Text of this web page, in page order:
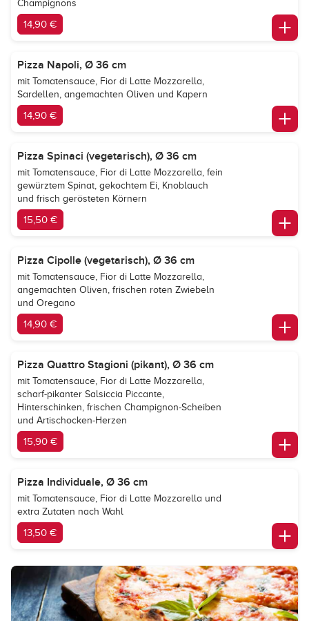
Champignons
14,90 €
Pizza Napoli, Ø 36 cm
mit Tomatensauce, Fior di Latte Mozzarella,
Sardellen, angemachten Oliven und Kapern
14,90 €
Pizza Spinaci (vegetarisch), Ø 36 cm
mit Tomatensauce, Fior di Latte Mozzarella, fein
gewürztem Spinat, gekochtem Ei, Knoblauch
und frisch gerösteten Körnern
15,50 €
Pizza Cipolle (vegetarisch), Ø 36 cm
mit Tomatensauce, Fior di Latte Mozzarella,
angemachten Oliven, frischen roten Zwiebeln
und Oregano
14,90 €
Pizza Quattro Stagioni (pikant), Ø 36 cm
mit Tomatensauce, Fior di Latte Mozzarella,
scharf-pikanter Salsiccia Piccante,
Hinterschinken, frischen Champignon-Scheiben
und Artischocken-Herzen
15,90 €
Pizza Individuale, Ø 36 cm
mit Tomatensauce, Fior di Latte Mozzarella und
extra Zutaten nach Wahl
13,50 €